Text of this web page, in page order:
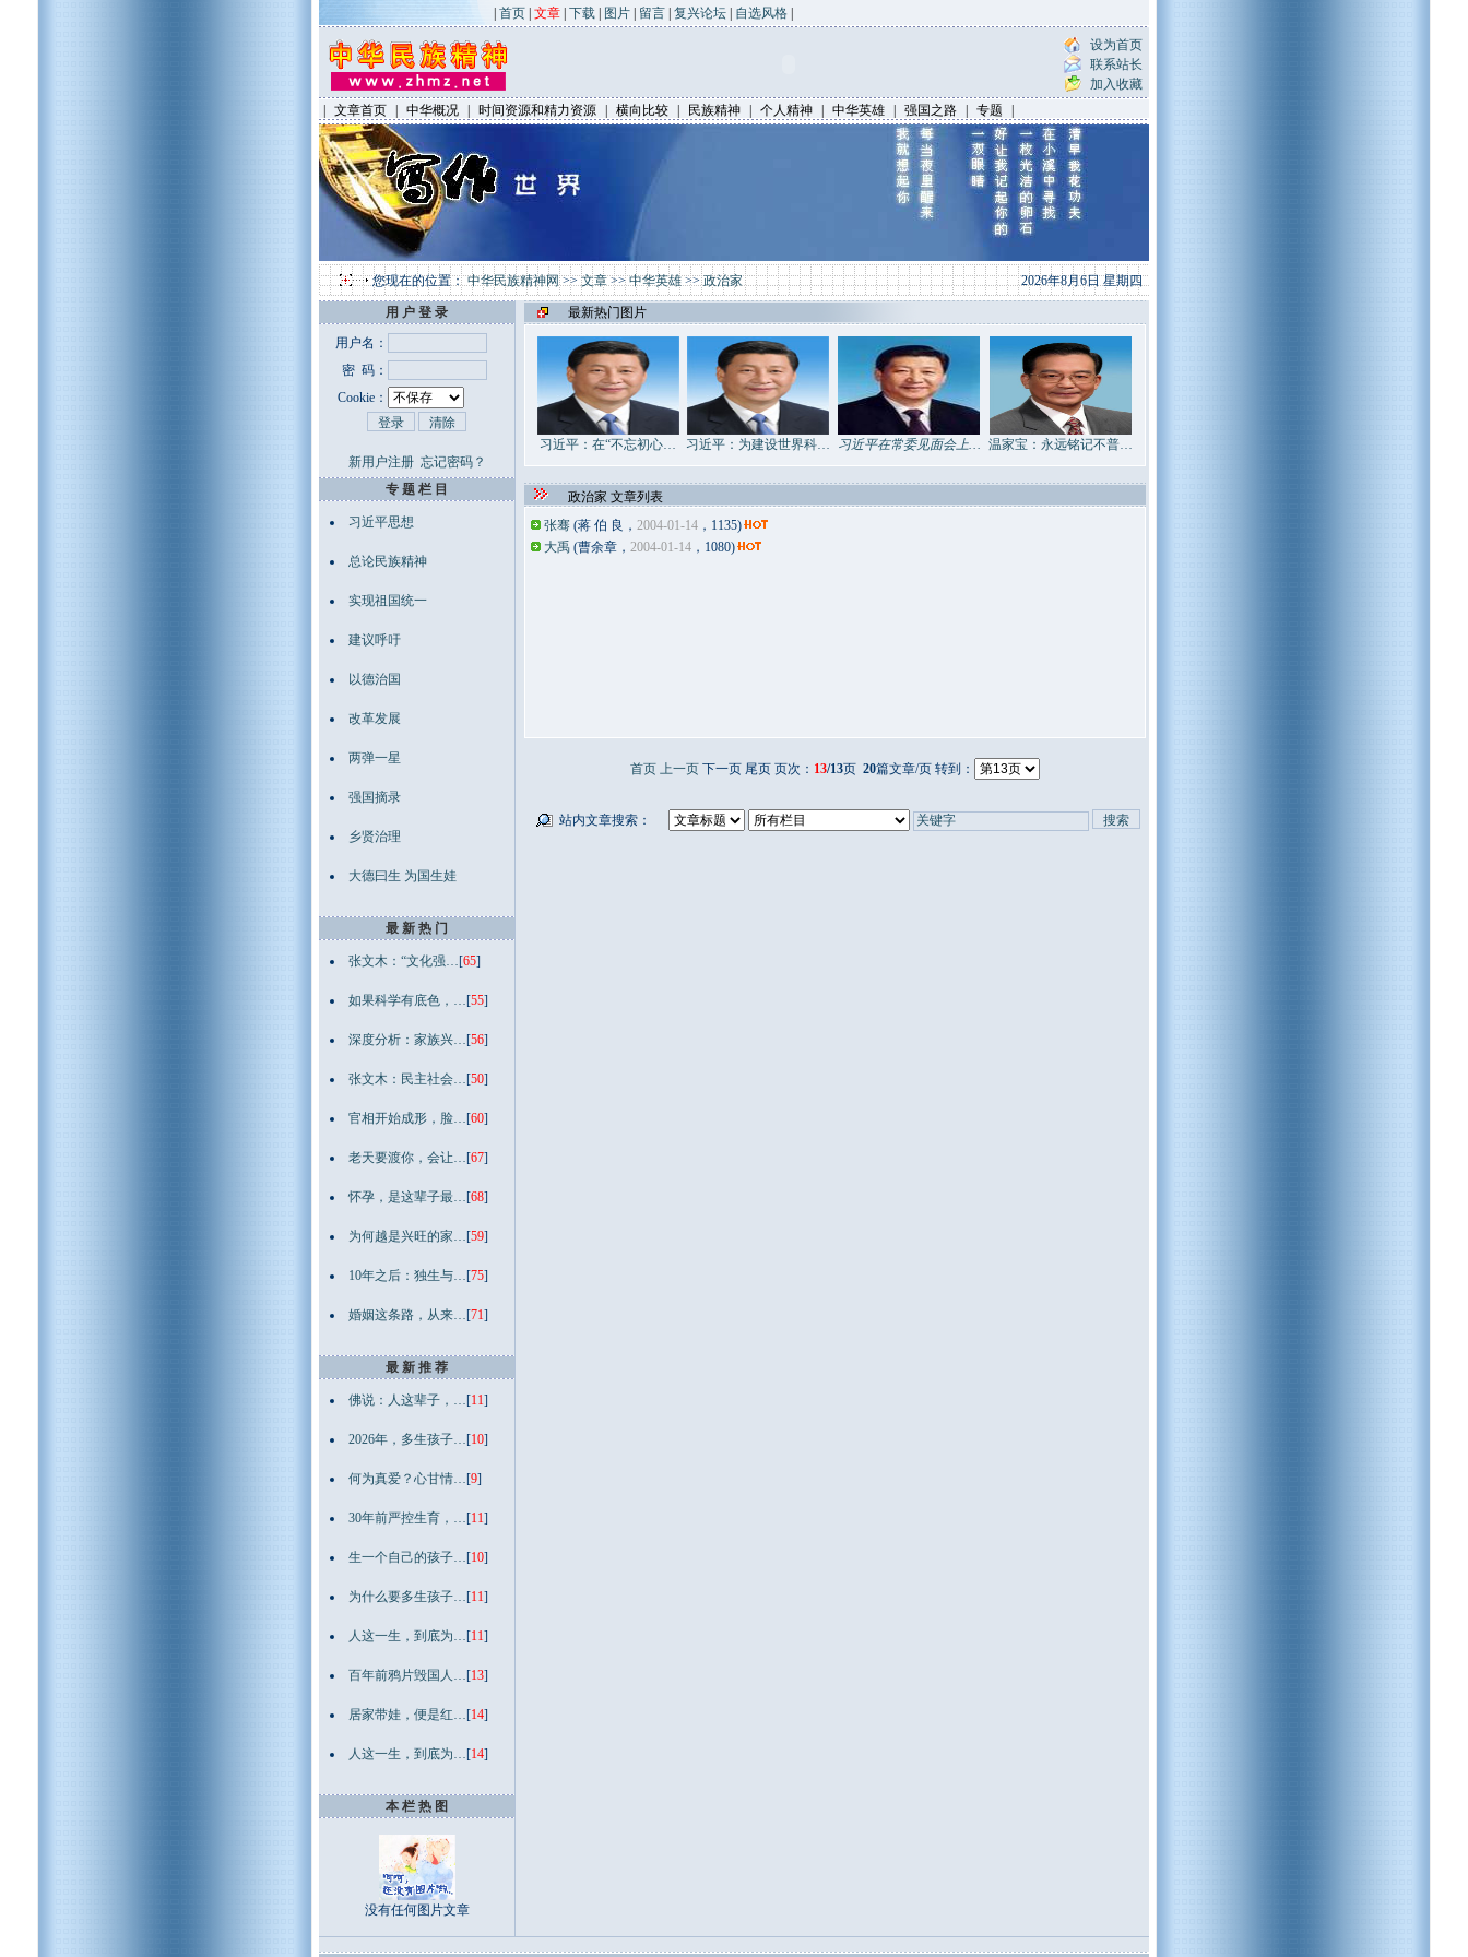
首页 文章 下载 图片 留言 复兴论坛 自选风格
设为首页
联系站长
加入收藏
文章首页 中华概况 时间资源和精力资源 横向比较 民族精神 个人精神 中华英雄 强国之路 专题
您现在的位置：中华民族精神网>>文章>>中华英雄>>政治家 2026年8月6日 星期四
用 户 登 录
用户名：
密 码：
Cookie：
新用户注册 忘记密码？
专 题 栏 目
习近平思想
总论民族精神
实现祖国统一
建议呼吁
以德治国
改革发展
两弹一星
强国摘录
乡贤治理
大德曰生 为国生娃
最 新 热 门
张文木：“文化强…[65]
如果科学有底色，…[55]
深度分析：家族兴…[56]
张文木：民主社会…[50]
官相开始成形，脸…[60]
老天要渡你，会让…[67]
怀孕，是这辈子最…[68]
为何越是兴旺的家…[59]
10年之后：独生与…[75]
婚姻这条路，从来…[71]
最 新 推 荐
佛说：人这辈子，…[11]
2026年，多生孩子…[10]
何为真爱？心甘情…[9]
30年前严控生育，…[11]
生一个自己的孩子…[10]
为什么要多生孩子…[11]
人这一生，到底为…[11]
百年前鸦片毁国人…[13]
居家带娃，便是红…[14]
人这一生，到底为…[14]
本 栏 热 图
没有任何图片文章
最新热门图片
习近平：在“不忘初心… 习近平：为建设世界科… 习近平在常委见面会上… 温家宝：永远铭记不普…
政治家 文章列表
张骞 (蒋 伯 良， 2004-01-14 ，1135)
大禹 (曹余章， 2004-01-14 ，1080)
首页 上一页 下一页 尾页 页次： 13/13页 20篇文章/页 转到：
站内文章搜索：